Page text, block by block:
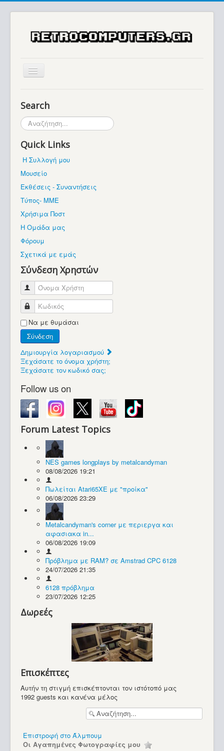
Μουσείο
Βρίσκεστε εδώ:
Συλλογές / Projects
Υπολογιστές
Search
Αναζήτηση...
Quick Links
Η Συλλογή μου
Μουσείο
Εκθέσεις - Συναντήσεις
Τύπος- ΜΜΕ
Χρήσιμα Ποστ
Η Ομάδα μας
Φόρουμ
Σχετικά με εμάς
Σύνδεση Χρηστών
Όνομα Χρήστη
Κωδικός
Να με θυμάσαι
Σύνδεση
Δημιουργία λογαριασμού
Ξεχάσατε το όνομα χρήστη;
Ξεχάσατε τον κωδικό σας;
Follow us on
Forum Latest Topics
NES games longplays by metalcandyman
08/08/2026 19:21
Πωλείται Atari65XE με "προίκα"
06/08/2026 23:29
Metalcandyman's corner με περιεργα και
αφασιακα in...
06/08/2026 19:09
Πρόβλημα με RAM? σε Amstrad CPC 6128
24/07/2026 21:35
6128 πρόβλημα
23/07/2026 12:25
Δωρεές
Επισκέπτες
Αυτήν τη στιγμή επισκέπτονται τον ιστότοπό μας
1992 guests και κανένα μέλος
Επιστροφή στο Άλμπουμ
Οι Αγαπημένες Φωτογραφίες μου